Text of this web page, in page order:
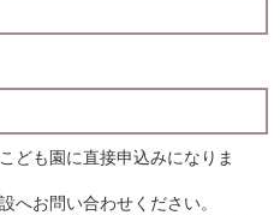
ども園に直接申込みになりま
へお問い合わせください。